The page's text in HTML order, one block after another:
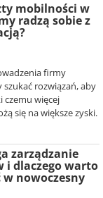
mobilności w
radzą sobie z
firmy
szukać rozwiązań, aby
czemu więcej
się na większe zyski.
zarządzanie
i dlaczego warto
nowoczesny